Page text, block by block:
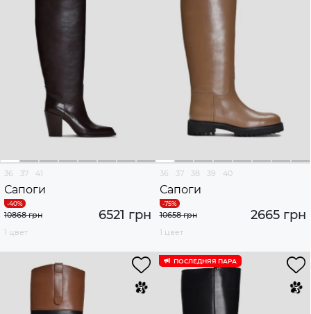
36 37 41
Сапоги
6521 грн
10868 грн
1 цвет
36 37 38 39 40
Сапоги
2665 грн
10658 грн
1 цвет
ПОСЛЕДНЯЯ ПАРА